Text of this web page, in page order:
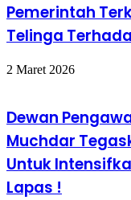
Pemerintah
Telinga
2 Maret 2026
Dewan
Muchdar
Untuk
Lapas !